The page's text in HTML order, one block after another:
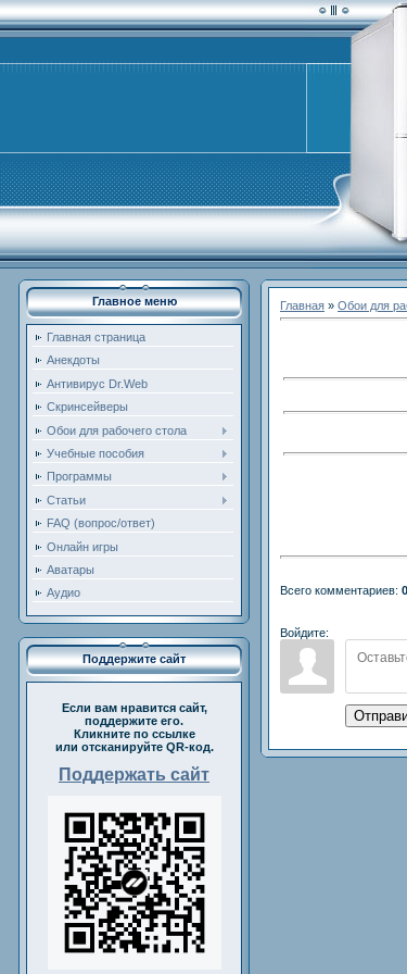
Главное меню
Главная страница
Анекдоты
Антивирус Dr.Web
Скринсейверы
Обои для рабочего стола
Учебные пособия
Программы
Статьи
FAQ (вопрос/ответ)
Онлайн игры
Аватары
Аудио
Поддержите сайт
Если вам нравится сайт,
поддержите его.
Кликните по ссылке
или отсканируйте QR-код.
Поддержать сайт
Главная » Обои для
Всего комментариев: 0
Войдите: